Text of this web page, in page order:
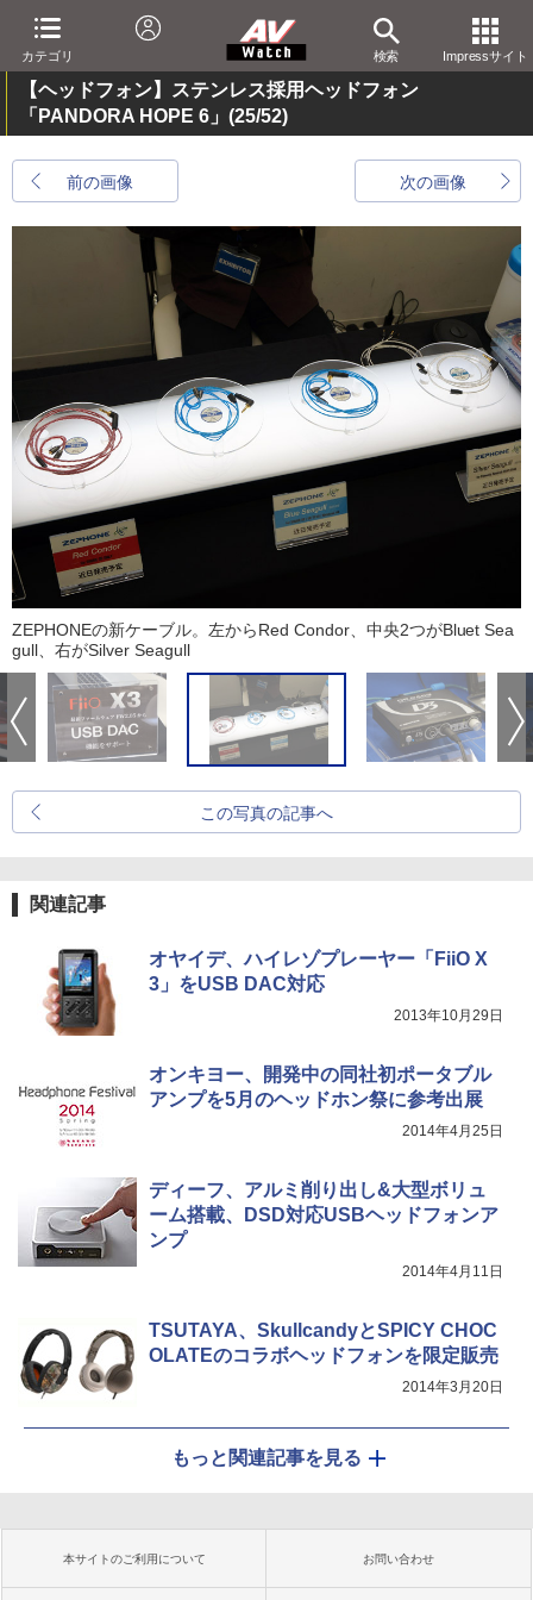
カテゴリ 検索 Impressサイト
【ヘッドフォン】ステンレス採用ヘッドフォン
「PANDORA HOPE 6」 (25/52)
前の画像 次の画像
ZEPHONEの新ケーブル。左からRed Condor、中央2つがBluet Sea
gull、右がSilver Seagull
この写真の記事へ
関連記事
オヤイデ、ハイレゾプレーヤー「FiiO X
3」をUSB DAC対応
2013年10月29日
オンキヨー、開発中の同社初ポータブル
アンプを5月のヘッドホン祭に参考出展
2014年4月25日
ディーフ、アルミ削り出し&大型ボリュ
ーム搭載、DSD対応USBヘッドフォンア
ンプ
2014年4月11日
TSUTAYA、SkullcandyとSPICY CHOC
OLATEのコラボヘッドフォンを限定販売
2014年3月20日
もっと関連記事を見る
本サイトのご利用について お問い合わせ